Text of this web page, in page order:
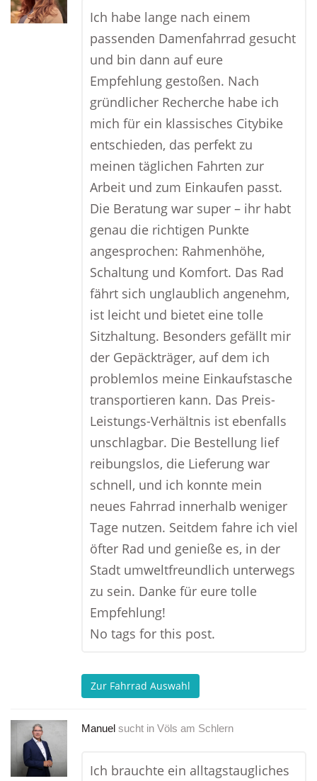
Ich habe lange nach einem
passenden Damenfahrrad gesucht
und bin dann auf eure
Empfehlung gestoßen. Nach
gründlicher Recherche habe ich
mich für ein klassisches Citybike
entschieden, das perfekt zu
meinen täglichen Fahrten zur
Arbeit und zum Einkaufen passt.
Die Beratung war super – ihr habt
genau die richtigen Punkte
angesprochen: Rahmenhöhe,
Schaltung und Komfort. Das Rad
fährt sich unglaublich angenehm,
ist leicht und bietet eine tolle
Sitzhaltung. Besonders gefällt mir
der Gepäckträger, auf dem ich
problemlos meine Einkaufstasche
transportieren kann. Das Preis-
Leistungs-Verhältnis ist ebenfalls
unschlagbar. Die Bestellung lief
reibungslos, die Lieferung war
schnell, und ich konnte mein
neues Fahrrad innerhalb weniger
Tage nutzen. Seitdem fahre ich viel
öfter Rad und genieße es, in der
Stadt umweltfreundlich unterwegs
zu sein. Danke für eure tolle
Empfehlung!
No tags for this post.
Zur Fahrrad Auswahl
Manuel sucht in Völs am Schlern
Ich brauchte ein alltagstaugliches